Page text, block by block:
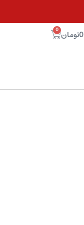
0تومان 0